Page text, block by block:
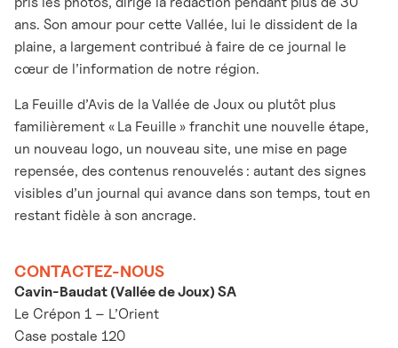
ans. Son amour pour cette Vallée, lui le dissident de la
plaine, a largement contribué à faire de ce journal le
cœur de l’information de notre région.
La Feuille d’Avis de la Vallée de Joux ou plutôt plus
familièrement « La Feuille » franchit une nouvelle étape,
un nouveau logo, un nouveau site, une mise en page
repensée, des contenus renouvelés : autant des signes
visibles d’un journal qui avance dans son temps, tout en
restant fidèle à son ancrage.
CONTACTEZ-NOUS
Cavin-Baudat (Vallée de Joux) SA
Le Crépon 1 – L’Orient
Case postale 120